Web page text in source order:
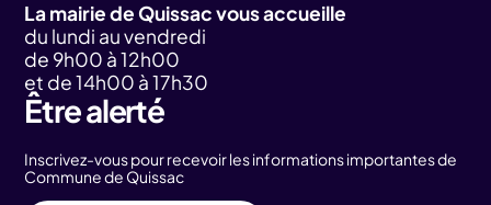
La mairie de Quissac vous accueille
du lundi au vendredi
de 9h00 à 12h00
et de 14h00 à 17h30
Être alerté
Inscrivez-vous pour recevoir les informations importantes de
Commune de Quissac